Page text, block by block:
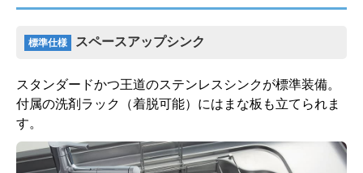
標準仕様 スペースアップシンク
スタンダードかつ王道のステンレスシンクが標準装備。
付属の洗剤ラック（着脱可能）にはまな板も立てられま
す。